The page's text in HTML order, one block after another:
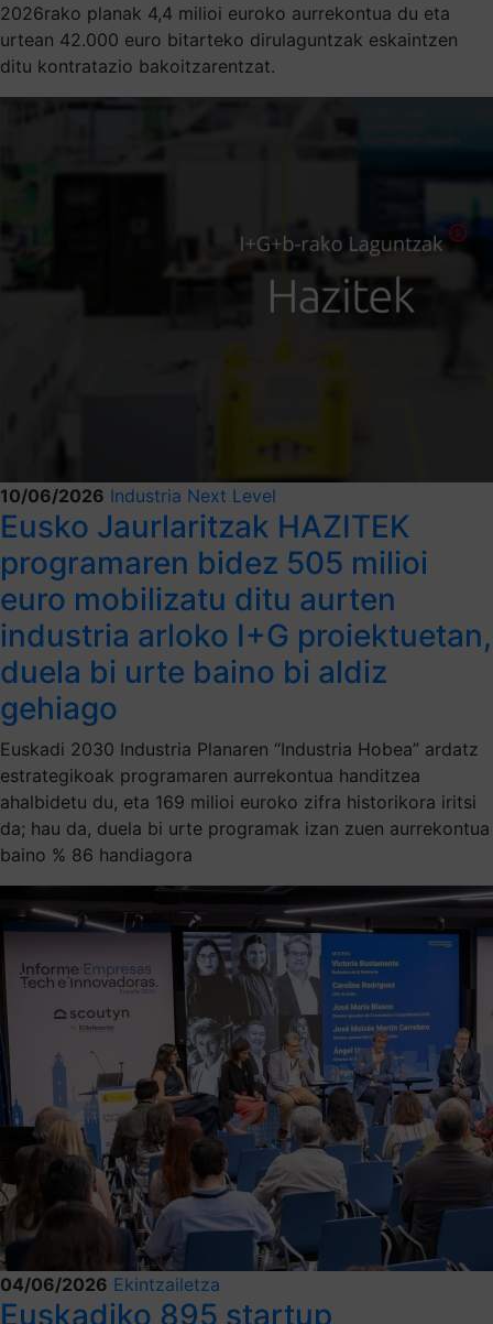
2026rako planak 4,4 milioi euroko aurrekontua du eta
urtean 42.000 euro bitarteko dirulaguntzak eskaintzen
ditu kontratazio bakoitzarentzat.
10/06/2026 Industria Next Level
Eusko Jaurlaritzak HAZITEK
programaren bidez 505 milioi
euro mobilizatu ditu aurten
industria arloko I+G proiektuetan,
duela bi urte baino bi aldiz
gehiago
Euskadi 2030 Industria Planaren “Industria Hobea” ardatz
estrategikoak programaren aurrekontua handitzea
ahalbidetu du, eta 169 milioi euroko zifra historikora iritsi
da; hau da, duela bi urte programak izan zuen aurrekontua
baino % 86 handiagora
04/06/2026 Ekintzailetza
Euskadiko 895 startup